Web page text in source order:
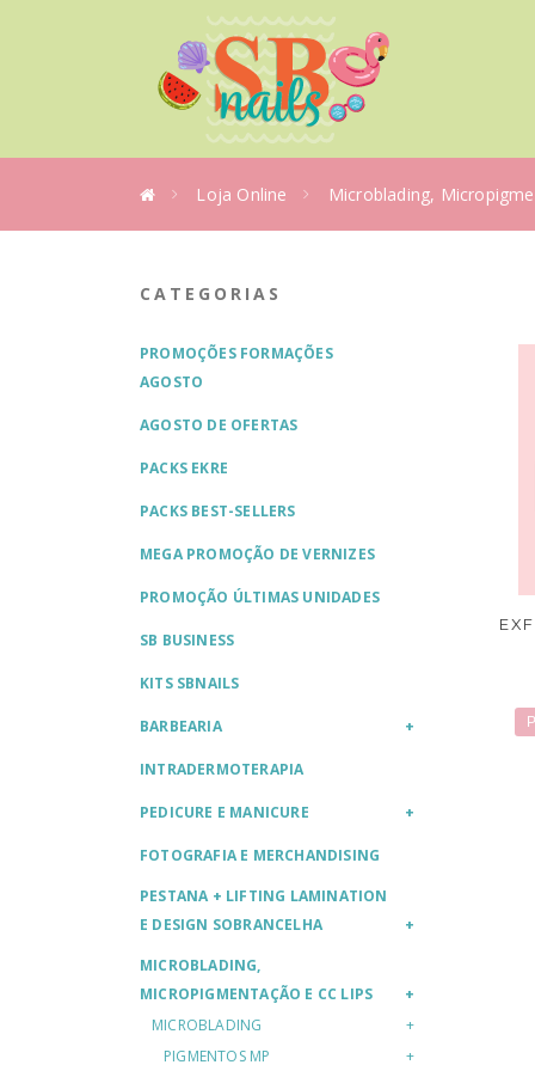
Loja Online Microblading,
CATEGORIAS
PROMOÇÕES FORMAÇÕES
AGOSTO
AGOSTO DE OFERTAS
PACKS EKRE
PACKS BEST-SELLERS
MEGA PROMOÇÃO DE VERNIZES
PROMOÇÃO ÚLTIMAS UNIDADES
SB BUSINESS
KITS SBNAILS
BARBEARIA
INTRADERMOTERAPIA
PEDICURE E MANICURE
FOTOGRAFIA E MERCHANDISING
PESTANA + LIFTING LAMINATION
E DESIGN SOBRANCELHA
MICROBLADING,
MICROPIGMENTAÇÃO E CC LIPS
MICROBLADING
PIGMENTOS MP